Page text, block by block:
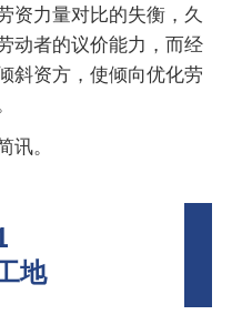
资力量对比的失衡，久
动者的议价能力，而经
斜资方，使倾向优化劳
讯。
地